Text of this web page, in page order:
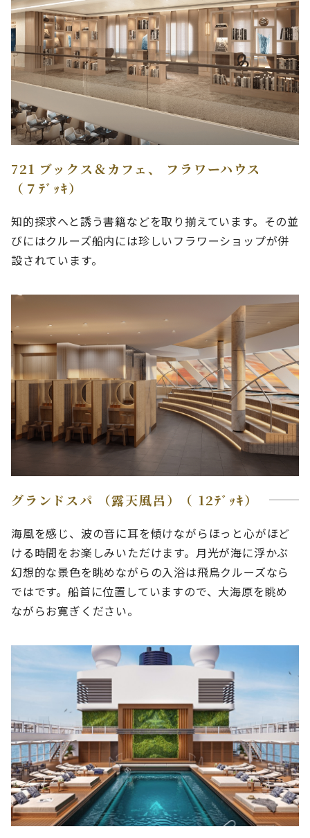
721 ブックス＆カフェ、 フラワーハウス
（７ﾃﾞｯｷ）
知的探求へと誘う書籍などを取り揃えています。その並
びにはクルーズ船内には珍しいフラワーショップが併
設されています。
グランドスパ （露天風呂）（ 12ﾃﾞｯｷ）
海風を感じ、波の音に耳を傾けながらほっと心がほど
ける時間をお楽しみいただけます。月光が海に浮かぶ
幻想的な景色を眺めながらの入浴は飛鳥クルーズなら
ではです。船首に位置していますので、大海原を眺め
ながらお寛ぎください。